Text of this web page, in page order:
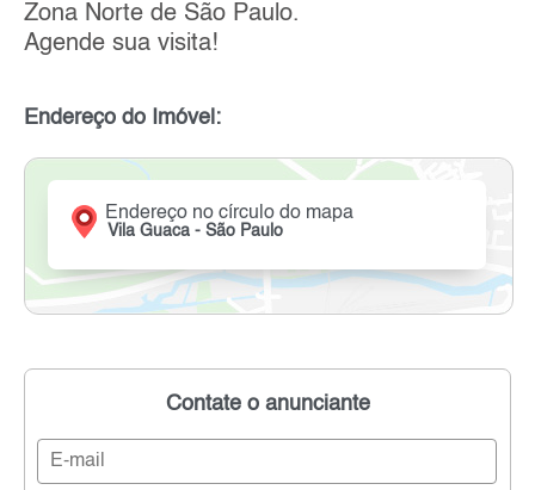
Zona Norte de São Paulo.
Agende sua visita!
Endereço do Imóvel:
Endereço no círculo do mapa
Vila Guaca - São Paulo
Contate o anunciante